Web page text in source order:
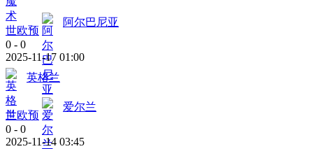
世欧预
阿尔巴尼亚
0 - 0
2025-11-17 01:00
英格兰
世欧预
爱尔兰
0 - 0
2025-11-14 03:45